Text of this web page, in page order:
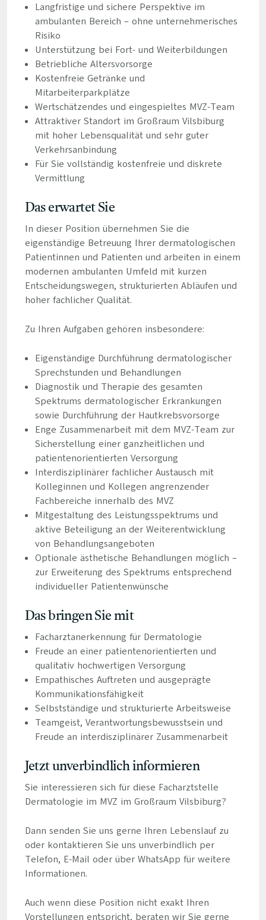
Langfristige und sichere Perspektive im
ambulanten Bereich – ohne unternehmerisches
Risiko
Unterstützung bei Fort- und Weiterbildungen
Betriebliche Altersvorsorge
Kostenfreie Getränke und
Mitarbeiterparkplätze
Wertschätzendes und eingespieltes MVZ-Team
Attraktiver Standort im Großraum Vilsbiburg
mit hoher Lebensqualität und sehr guter
Verkehrsanbindung
Für Sie vollständig kostenfreie und diskrete
Vermittlung
Das erwartet Sie
In dieser Position übernehmen Sie die
eigenständige Betreuung Ihrer dermatologischen
Patientinnen und Patienten und arbeiten in einem
modernen ambulanten Umfeld mit kurzen
Entscheidungswegen, strukturierten Abläufen und
hoher fachlicher Qualität.
Zu Ihren Aufgaben gehören insbesondere:
Eigenständige Durchführung dermatologischer
Sprechstunden und Behandlungen
Diagnostik und Therapie des gesamten
Spektrums dermatologischer Erkrankungen
sowie Durchführung der Hautkrebsvorsorge
Enge Zusammenarbeit mit dem MVZ-Team zur
Sicherstellung einer ganzheitlichen und
patientenorientierten Versorgung
Interdisziplinärer fachlicher Austausch mit
Kolleginnen und Kollegen angrenzender
Fachbereiche innerhalb des MVZ
Mitgestaltung des Leistungsspektrums und
aktive Beteiligung an der Weiterentwicklung
von Behandlungsangeboten
Optionale ästhetische Behandlungen möglich –
zur Erweiterung des Spektrums entsprechend
individueller Patientenwünsche
Das bringen Sie mit
Facharztanerkennung für Dermatologie
Freude an einer patientenorientierten und
qualitativ hochwertigen Versorgung
Empathisches Auftreten und ausgeprägte
Kommunikationsfähigkeit
Selbstständige und strukturierte Arbeitsweise
Teamgeist, Verantwortungsbewusstsein und
Freude an interdisziplinärer Zusammenarbeit
Jetzt unverbindlich informieren
Sie interessieren sich für diese Facharztstelle
Dermatologie im MVZ im Großraum Vilsbiburg?
Dann senden Sie uns gerne Ihren Lebenslauf zu
oder kontaktieren Sie uns unverbindlich per
Telefon, E-Mail oder über WhatsApp für weitere
Informationen.
Auch wenn diese Position nicht exakt Ihren
Vorstellungen entspricht, beraten wir Sie gerne